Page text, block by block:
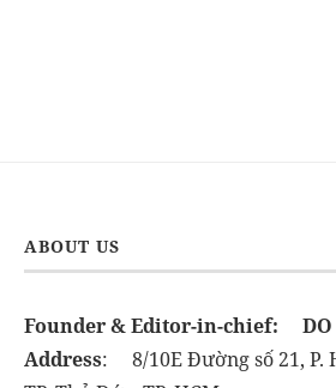
ABOUT US
Founder & Editor-in-chief:
Address: 8/10E Đường số 21, P.